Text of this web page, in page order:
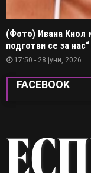
(Фото) Ивана Кнол
подготви се за нас“
17:50 - 28 јуни, 2026
FACEBOOK